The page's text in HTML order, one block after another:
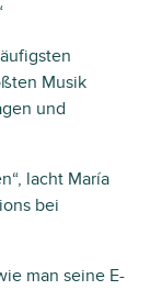
Musik
und
lacht María
bei
man seine E-